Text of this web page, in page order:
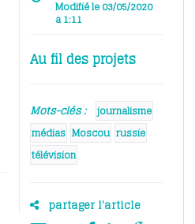
Modifié le 03/05/2020
à 1:11
Au fil des projets
Mots-clés :
journalisme
médias Moscou russie
télévision
partager l'article